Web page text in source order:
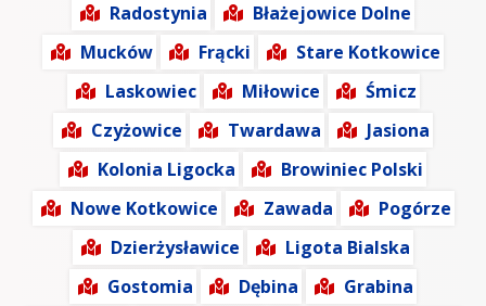
Radostynia
Błażejowice Dolne
Mucków
Frącki
Stare Kotkowice
Laskowiec
Miłowice
Śmicz
Czyżowice
Twardawa
Jasiona
Kolonia Ligocka
Browiniec Polski
Nowe Kotkowice
Zawada
Pogórze
Dzierżysławice
Ligota Bialska
Gostomia
Dębina
Grabina